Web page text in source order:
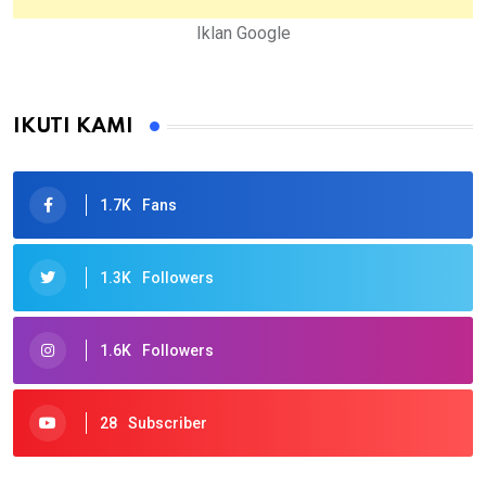
Iklan Google
IKUTI KAMI
1.7K Fans
1.3K Followers
1.6K Followers
28 Subscriber